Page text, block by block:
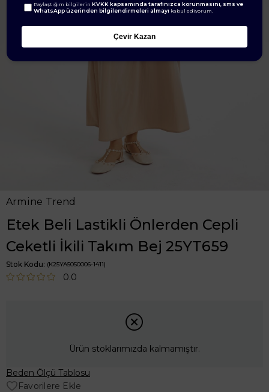
Armine Trend
Etek Beli Lastikli Önlerden Cepli
Ceketli İkili Takım Bej 25YT659
Stok Kodu (K25YA5050006-1411)
0.0
Ürün stoklarımızda kalmamıştır.
Beden Ölçü Tablosu
Favorilere Ekle
Paylaştığım bilgilerinKVKK kapsamında tarafınızca korunmasını, sms ve
WhatsApp üzerinden bilgilendirmeleri almayı kabul ediyorum.
Çevir Kazan